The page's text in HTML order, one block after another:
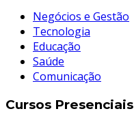
Negócios e Gestão
Tecnologia
Educação
Saúde
Comunicação
Cursos Presenciais